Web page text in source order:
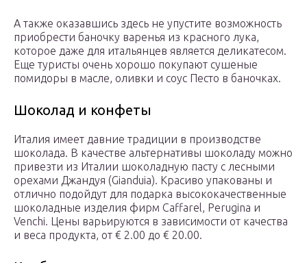
А также оказавшись здесь не упустите возможность
приобрести баночку варенья из красного лука,
которое даже для итальянцев является деликатесом.
Еще туристы очень хорошо покупают сушеные
помидоры в масле, оливки и соус Песто в баночках.
Шоколад и конфеты
Италия имеет давние традиции в производстве
шоколада. В качестве альтернативы шоколаду можно
привезти из Италии шоколадную пасту с лесными
орехами Джандуя (Gianduia). Красиво упакованы и
отлично подойдут для подарка высококачественные
шоколадные изделия фирм Caffarel, Perugina и
Venchi. Цены варьируются в зависимости от качества
и веса продукта, от € 2.00 до € 20.00.